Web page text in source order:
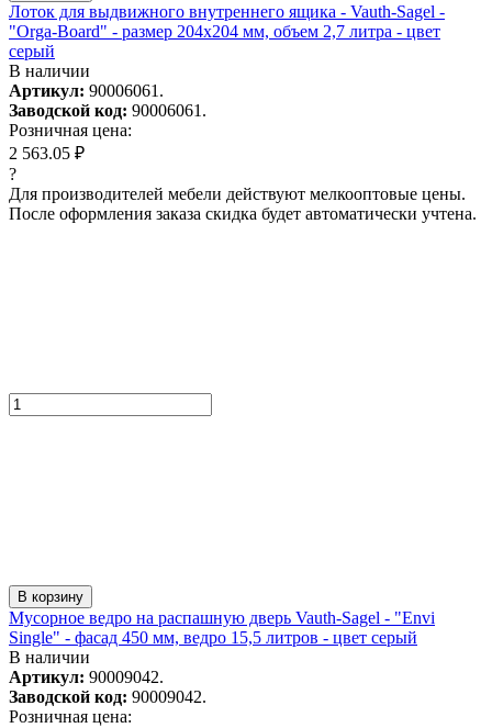
Лоток для выдвижного внутреннего ящика - Vauth-Sagel -
"Orga-Board" - размер 204х204 мм, объем 2,7 литра - цвет
серый
В наличии
Артикул: 90006061.
Заводской код: 90006061.
Розничная цена:
2 563.05 ₽
?
Для производителей мебели действуют мелкооптовые цены.
После оформления заказа скидка будет автоматически учтена.
В корзину
Мусорное ведро на распашную дверь Vauth-Sagel - "Envi
Single" - фасад 450 мм, ведро 15,5 литров - цвет серый
В наличии
Артикул: 90009042.
Заводской код: 90009042.
Розничная цена: